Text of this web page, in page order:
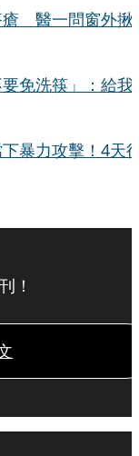
瘡 醫一問窗外揪
免洗筷」：給我
暴力攻擊！4天
！